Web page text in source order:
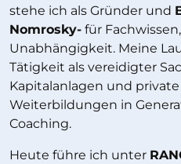
stehe ich als Gründer und
Nomrosky- für
Unabhängigkeit. Meine
Tätigkeit als vereidigter
Kapitalanlagen und
Weiterbildungen in
Coaching.
Heute führe ich unter